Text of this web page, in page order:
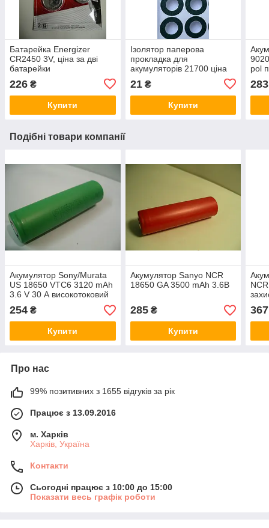
Батарейка Energizer
CR2450 3V, ціна за дві
батарейки
226 ₴
Купити
Ізолятор паперова
прокладка для
акумуляторів 21700 ціна
21₴
Купити
pol
283
Подібні товари компанії
Акумулятор Sony/Murata
US 18650 VTC6 3120 mAh
3.6 V 30 А високотоковий
254 ₴
Купити
Акумулятор Sanyo NCR
18650 GA 3500 mAh 3.6В
285₴
Купити
367
Про нас
99% позитивних з 1655 відгуків за рік
Працює з 13.09.2016
м. Харків
Харків, Україна
Контакти
Сьогодні працює з 10:00 до 15:00
Показати весь графік роботи